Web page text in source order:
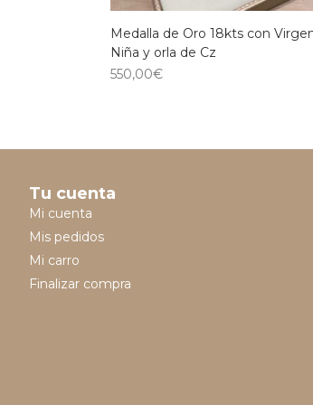
Medalla de Oro 18kts con
Niña y orla de Cz
550,00€
Tu cuenta
Mi cuenta
Mis pedidos
Mi carro
Finalizar compra